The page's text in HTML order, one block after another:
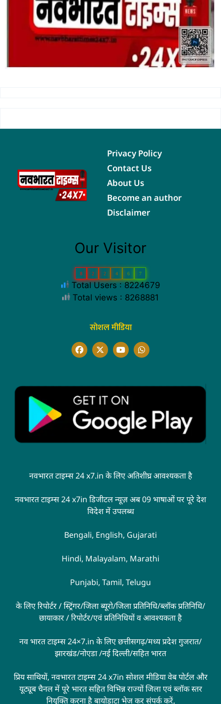
Privacy Policy
Contact Us
About Us
Become an author
Disclaimer
Our Visitor
8 2 2 4 6 7
Total Users : 8224679
Total views : 8268881
सोशल मीडिया
नवभारत टाइम्स 24 x7.in के लिए अतिशीघ्र आवश्यकता है
नवभारत टाइम्स 24 x7in डिजीटल न्यूज़ अब 09 भाषाओं पर पूरे देश
विदेश में उपलब्ध
Bengali, English, Gujarati
Hindi, Malayalam, Marathi
Punjabi, Tamil, Telugu
के लिए रिपोर्टर / स्ट्रिंगर/जिला ब्यूरो/जिला प्रतिनिधि/ब्लॉक प्रतिनिधि/
छायाकार / रिपोर्टर/एवं प्रतिनिधियों व आवश्यकता है
नव भारत टाइम्स 24×7.in के लिए छत्तीसगढ़/मध्य प्रदेश गुजरात/
झारखंड/नोएडा /नई दिल्ली/सहित भारत
प्रिय साथियों, नवभारत टाइम्स 24 x7in सोशल मीडिया वेब पोर्टल और
यूट्यूब चैनल में पूरे भारत सहित विभिन्न राज्यों जिला एवं ब्लॉक स्तर
नियुक्ति करना है बायोडाटा भेज कर संपर्क करें,